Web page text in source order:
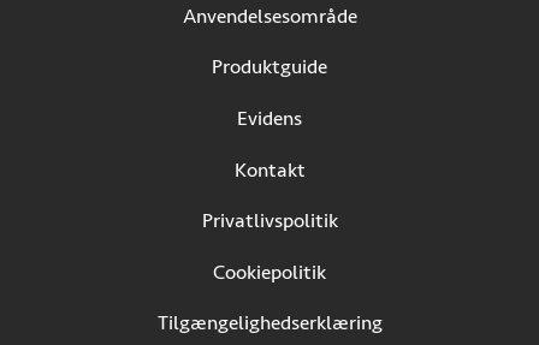
Anvendelsesområde
Produktguide
Evidens
Kontakt
Privatlivspolitik
Cookiepolitik
Tilgængelighedserklæring